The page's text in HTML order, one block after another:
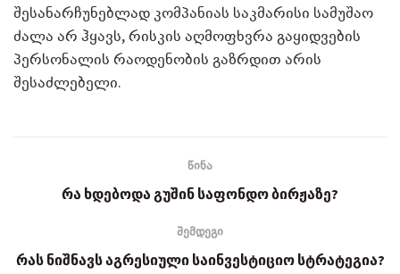
შესანარჩუნებლად კომპანიას საკმარისი სამუშაო
ძალა არ ჰყავს, რისკის აღმოფხვრა გაყიდვების
პერსონალის რაოდენობის გაზრდით არის
შესაძლებელი.
წინა
რა ხდებოდა გუშინ საფონდო ბირჟაზე?
შემდეგი
რას ნიშნავს აგრესიული საინვესტიციო სტრატეგია?